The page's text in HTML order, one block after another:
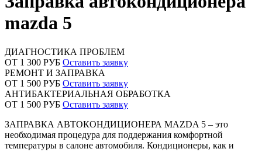
mazda 5
ДИАГНОСТИКА ПРОБЛЕМ
ОТ 1 300 РУБ Оставить заявку
РЕМОНТ И ЗАПРАВКА
ОТ 1 500 РУБ Оставить заявку
АНТИБАКТЕРИАЛЬНАЯ ОБРАБОТКА
ОТ 1 500 РУБ Оставить заявку
ЗАПРАВКА АВТОКОНДИЦИОНЕРА MAZDA 5 – это
необходимая процедура для поддержания комфортной
температуры в салоне автомобиля. Кондиционеры, как и